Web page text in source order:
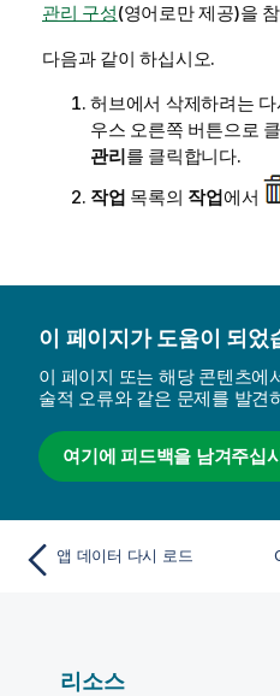
관리 구성(영어로만 제공)을
다음과 같이 하십시오.
허브에서 삭제하려는
우스 오른쪽 버튼으로
관리를 클릭합니다.
작업 목록의 작업에서
이 페이지가 도움이 되었
이 페이지 또는 해당 콘텐츠에
술적 오류와 같은 문제를 발견
여기에 피드백을 남겨주십
앱 데이터 다시 로드
리소스